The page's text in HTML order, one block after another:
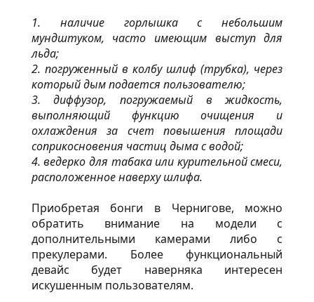
1. наличие горлышка с небольшим
мундштуком, часто имеющим выступ для
льда;
2. погруженный в колбу шлиф (трубка), через
который дым подается пользователю;
3. диффузор, погружаемый в жидкость,
выполняющий функцию очищения и
охлаждения за счет повышения площади
соприкосновения частиц дыма с водой;
4. ведерко для табака или курительной смеси,
расположенное наверху шлифа.
Приобретая бонги в Чернигове, можно
обратить внимание на модели с
дополнительными камерами либо с
прекулерами. Более функциональный
девайс будет наверняка интересен
искушенным пользователям.